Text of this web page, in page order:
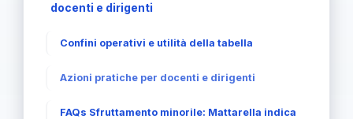
docenti e dirigenti
Confini operativi e utilità della tabella
Azioni pratiche per docenti e dirigenti
FAQs Sfruttamento minorile: Mattarella indica